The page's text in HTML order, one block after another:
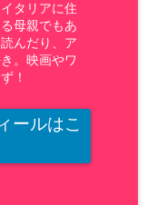
タリアに住
母親でもあ
んだり、ア
。映画やワ
！
ールはこ